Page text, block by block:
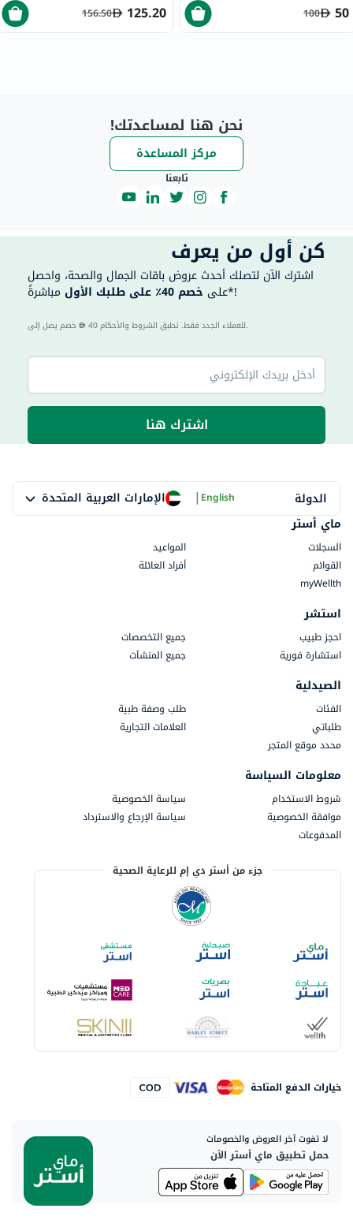
50
100
125.20
156.50
نحن هنا لمساعدتك!
مركز المساعدة
تابعنا
كن أول من يعرف
اشترك الآن لتصلك أحدث عروض باقات الجمال والصحة، واحصل
على خصم 40٪ على طلبك الأول مباشرةً*!
40 للعملاء الجدد فقط. تطبق الشروط والأحكام.
اشترك هنا
الدولة الإمارات العربية المتحدة |English
ماي أستر
السجلات
المواعيد
القوائم
أفراد العائلة
myWellth
استشر
احجز طبيب
جميع التخصصات
استشارة فورية
جميع المنشآت
الصيدلية
الفئات
طلب وصفة طبية
طلباتي
العلامات التجارية
محدد موقع المتجر
معلومات السياسة
شروط الاستخدام
سياسة الخصوصية
موافقة الخصوصية
سياسة الإرجاع والاسترداد
المدفوعات
جزء من أستر دي إم للرعاية الصحية
خيارات الدفع المتاحة
لا تفوت آخر العروض والخصومات
حمل تطبيق ماي أستر الآن